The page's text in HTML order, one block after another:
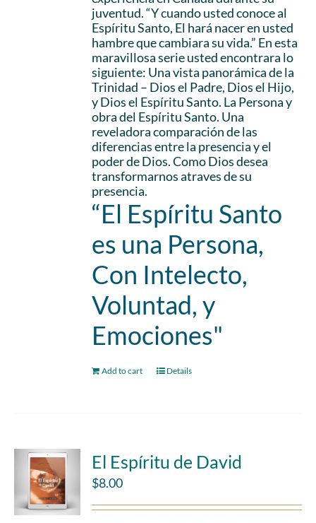
juventud. “Y cuando usted conoce al
Espíritu Santo, El hará nacer en usted
hambre que cambiara su vida.” En esta
maravillosa serie usted encontrara lo
siguiente: Una vista panorámica de la
Trinidad – Dios el Padre, Dios el Hijo,
y Dios el Espíritu Santo. La Persona y
obra del Espíritu Santo. Una
reveladora comparación de las
diferencias entre la presencia y el
poder de Dios. Como Dios desea
transformarnos atraves de su
presencia.
“El Espíritu Santo
es una Persona,
Con Intelecto,
Voluntad, y
Emociones"
Add to cart Details
El Espíritu de David
$8.00